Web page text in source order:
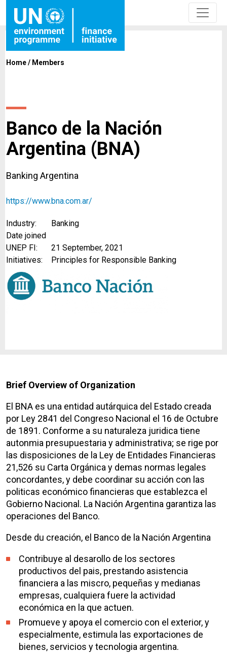
Home/ Members
Banco de la Nación
Argentina (BNA)
Banking Argentina
https://www.bna.com.ar/
Industry:
Banking
Date joined
UNEP FI:
21 September, 2021
Initiatives:
Principles for Responsible Banking
Brief Overview of Organization
El BNA es una entidad autárquica del Estado creada
por Ley 2841 del Congreso Nacional el 16 de Octubre
de 1891. Conforme a su naturaleza juridica tiene
autonmia presupuestaria y administrativa; se rige por
las disposiciones de la Ley de Entidades Financieras
21,526 su Carta Orgánica y demas normas legales
concordantes, y debe coordinar su acción con las
politicas económico financieras que establezca el
Gobierno Nacional. La Nación Argentina garantiza las
operaciones del Banco.
Desde du creación, el Banco de la Nación Argentina
Contribuye al desarollo de los sectores
productivos del pais, prestando asistencia
financiera a las miscro, pequeñas y medianas
empresas, cualquiera fuere la actividad
económica en la que actuen.
Promueve y apoya el comercio con el exterior, y
especialmente, estimula las exportaciones de
bienes, servicios y tecnologia argentina.